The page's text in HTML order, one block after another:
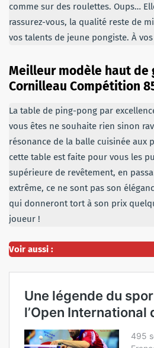
comme sur des roulettes. Oups…
rassurez-vous, la qualité reste de
vos talents de jeune pongiste. À
Meilleur modèle haut de
Cornilleau Compétition
La table de ping-pong par
vous êtes ne souhaite rien sinon
résonance de la balle cuisinée aux
cette table est faite pour vous les
supérieure de revêtement, en
extrême, ce ne sont pas son
qui donneront tort à son prix
joueur !
Voir aussi :